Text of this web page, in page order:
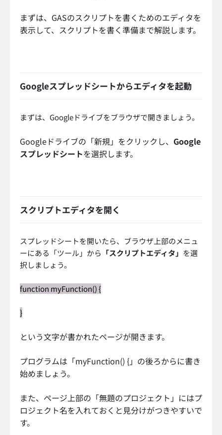
まずは、GASのスクリプトを書くためのエディタを
表示して、スクリプトを書く準備まで解説します。
Googleスプレッドシートからエディタを起動
まずは、Googleドライブをブラウザで開きましょう。
Googleドライブの「新規」をクリックし、 Google
スプレッドシートを選択します。
スクリプトエディタを開く
スプレッドシートを開いたら、ブラウザ上部のメニュ
ーにある「ツール」から 「スクリプトエディタ」 を選
択しましょう。
function myFunction() {
}
という文字が書かれたページが開きます。
プログラムは「myFunction() {」の後ろからに書き
始めましょう。
また、ページ上部の「無題のプロジェクト」にはプ
ロジェクト名を入れておくと見分けがつきやすいで
す。